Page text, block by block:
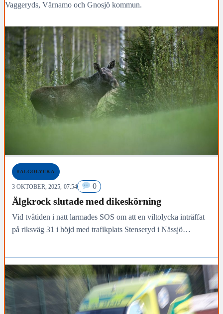
Vaggeryds, Värnamo och Gnosjö kommun.
#ÄLGOLYCKA
3 OKTOBER, 2025, 07:54 0
Älgkrock slutade med dikeskörning
Vid tvåtiden i natt larmades SOS om att en viltolycka inträffat
på riksväg 31 i höjd med trafikplats Stenseryd i Nässjö